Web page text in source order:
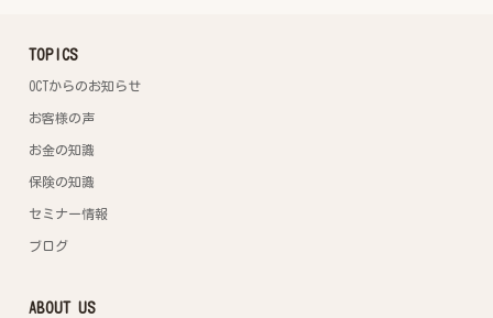
TOPICS
OCTからのお知らせ
お客様の声
お金の知識
保険の知識
セミナー情報
ブログ
ABOUT US